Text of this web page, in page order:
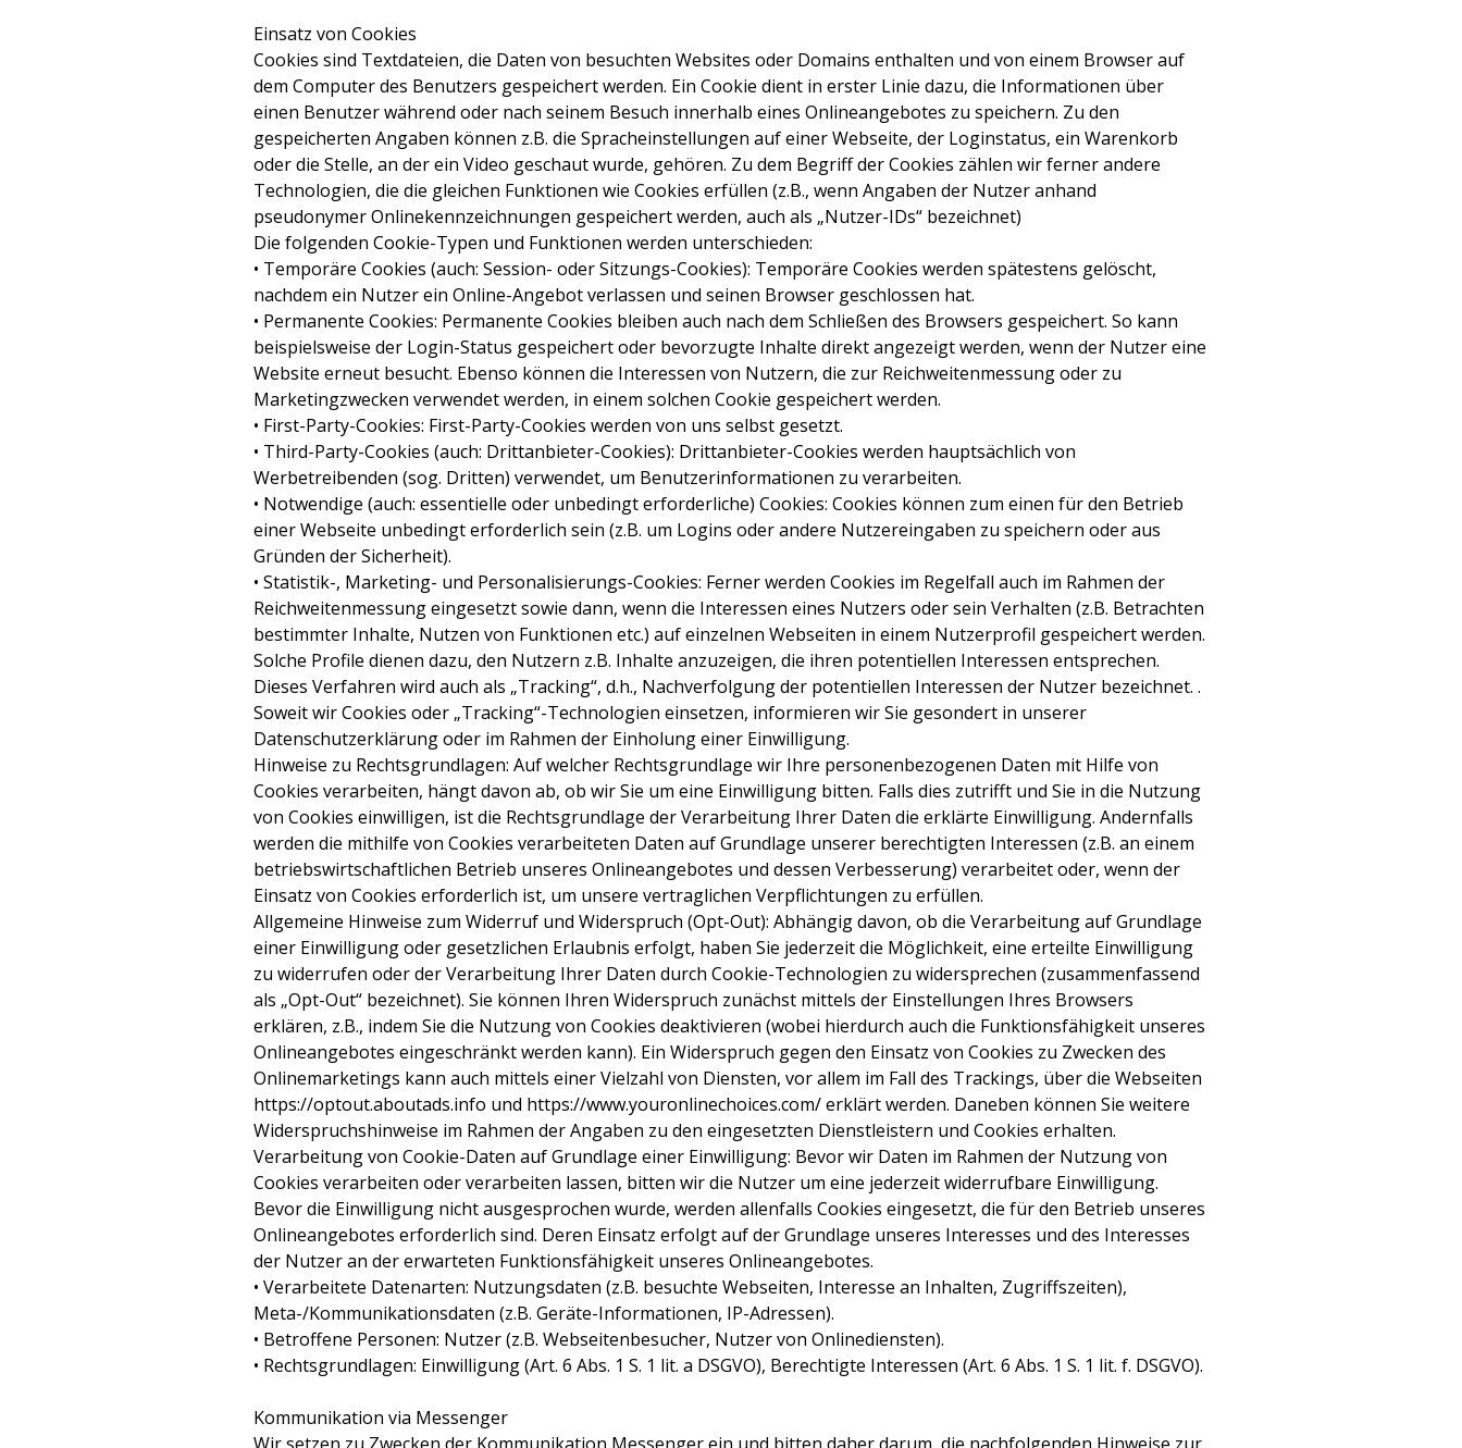
Einsatz von Cookies
Cookies sind Textdateien, die Daten von besuchten Websites oder Domains enthalten und von einem Browser auf
dem Computer des Benutzers gespeichert werden. Ein Cookie dient in erster Linie dazu, die Informationen über
einen Benutzer während oder nach seinem Besuch innerhalb eines Onlineangebotes zu speichern. Zu den
gespeicherten Angaben können z.B. die Spracheinstellungen auf einer Webseite, der Loginstatus, ein Warenkorb
oder die Stelle, an der ein Video geschaut wurde, gehören. Zu dem Begriff der Cookies zählen wir ferner andere
Technologien, die die gleichen Funktionen wie Cookies erfüllen (z.B., wenn Angaben der Nutzer anhand
pseudonymer Onlinekennzeichnungen gespeichert werden, auch als „Nutzer-IDs“ bezeichnet)
Die folgenden Cookie-Typen und Funktionen werden unterschieden:
• Temporäre Cookies (auch: Session- oder Sitzungs-Cookies): Temporäre Cookies werden spätestens gelöscht,
nachdem ein Nutzer ein Online-Angebot verlassen und seinen Browser geschlossen hat.
• Permanente Cookies: Permanente Cookies bleiben auch nach dem Schließen des Browsers gespeichert. So kann
beispielsweise der Login-Status gespeichert oder bevorzugte Inhalte direkt angezeigt werden, wenn der Nutzer eine
Website erneut besucht. Ebenso können die Interessen von Nutzern, die zur Reichweitenmessung oder zu
Marketingzwecken verwendet werden, in einem solchen Cookie gespeichert werden.
• First-Party-Cookies: First-Party-Cookies werden von uns selbst gesetzt.
• Third-Party-Cookies (auch: Drittanbieter-Cookies): Drittanbieter-Cookies werden hauptsächlich von
Werbetreibenden (sog. Dritten) verwendet, um Benutzerinformationen zu verarbeiten.
• Notwendige (auch: essentielle oder unbedingt erforderliche) Cookies: Cookies können zum einen für den Betrieb
einer Webseite unbedingt erforderlich sein (z.B. um Logins oder andere Nutzereingaben zu speichern oder aus
Gründen der Sicherheit).
• Statistik-, Marketing- und Personalisierungs-Cookies: Ferner werden Cookies im Regelfall auch im Rahmen der
Reichweitenmessung eingesetzt sowie dann, wenn die Interessen eines Nutzers oder sein Verhalten (z.B. Betrachten
bestimmter Inhalte, Nutzen von Funktionen etc.) auf einzelnen Webseiten in einem Nutzerprofil gespeichert werden.
Solche Profile dienen dazu, den Nutzern z.B. Inhalte anzuzeigen, die ihren potentiellen Interessen entsprechen.
Dieses Verfahren wird auch als „Tracking“, d.h., Nachverfolgung der potentiellen Interessen der Nutzer bezeichnet. .
Soweit wir Cookies oder „Tracking“-Technologien einsetzen, informieren wir Sie gesondert in unserer
Datenschutzerklärung oder im Rahmen der Einholung einer Einwilligung.
Hinweise zu Rechtsgrundlagen: Auf welcher Rechtsgrundlage wir Ihre personenbezogenen Daten mit Hilfe von
Cookies verarbeiten, hängt davon ab, ob wir Sie um eine Einwilligung bitten. Falls dies zutrifft und Sie in die Nutzung
von Cookies einwilligen, ist die Rechtsgrundlage der Verarbeitung Ihrer Daten die erklärte Einwilligung. Andernfalls
werden die mithilfe von Cookies verarbeiteten Daten auf Grundlage unserer berechtigten Interessen (z.B. an einem
betriebswirtschaftlichen Betrieb unseres Onlineangebotes und dessen Verbesserung) verarbeitet oder, wenn der
Einsatz von Cookies erforderlich ist, um unsere vertraglichen Verpflichtungen zu erfüllen.
Allgemeine Hinweise zum Widerruf und Widerspruch (Opt-Out): Abhängig davon, ob die Verarbeitung auf Grundlage
einer Einwilligung oder gesetzlichen Erlaubnis erfolgt, haben Sie jederzeit die Möglichkeit, eine erteilte Einwilligung
zu widerrufen oder der Verarbeitung Ihrer Daten durch Cookie-Technologien zu widersprechen (zusammenfassend
als „Opt-Out“ bezeichnet). Sie können Ihren Widerspruch zunächst mittels der Einstellungen Ihres Browsers
erklären, z.B., indem Sie die Nutzung von Cookies deaktivieren (wobei hierdurch auch die Funktionsfähigkeit unseres
Onlineangebotes eingeschränkt werden kann). Ein Widerspruch gegen den Einsatz von Cookies zu Zwecken des
Onlinemarketings kann auch mittels einer Vielzahl von Diensten, vor allem im Fall des Trackings, über die Webseiten
https://optout.aboutads.info und https://www.youronlinechoices.com/ erklärt werden. Daneben können Sie weitere
Widerspruchshinweise im Rahmen der Angaben zu den eingesetzten Dienstleistern und Cookies erhalten.
Verarbeitung von Cookie-Daten auf Grundlage einer Einwilligung: Bevor wir Daten im Rahmen der Nutzung von
Cookies verarbeiten oder verarbeiten lassen, bitten wir die Nutzer um eine jederzeit widerrufbare Einwilligung.
Bevor die Einwilligung nicht ausgesprochen wurde, werden allenfalls Cookies eingesetzt, die für den Betrieb unseres
Onlineangebotes erforderlich sind. Deren Einsatz erfolgt auf der Grundlage unseres Interesses und des Interesses
der Nutzer an der erwarteten Funktionsfähigkeit unseres Onlineangebotes.
• Verarbeitete Datenarten: Nutzungsdaten (z.B. besuchte Webseiten, Interesse an Inhalten, Zugriffszeiten),
Meta-/Kommunikationsdaten (z.B. Geräte-Informationen, IP-Adressen).
• Betroffene Personen: Nutzer (z.B. Webseitenbesucher, Nutzer von Onlinediensten).
• Rechtsgrundlagen: Einwilligung (Art. 6 Abs. 1 S. 1 lit. a DSGVO), Berechtigte Interessen (Art. 6 Abs. 1 S. 1 lit. f. DSGVO).
Kommunikation via Messenger